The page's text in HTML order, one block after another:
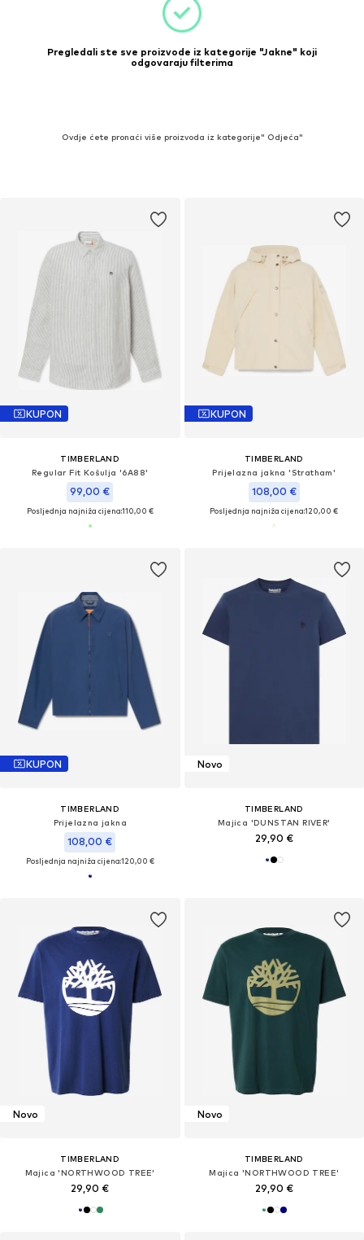
Pregledali ste sve proizvode iz kategorije "Jakne" koji
odgovaraju filterima
Ovdje ćete pronaći više proizvoda iz kategorije" Odjeća"
KUPON
TIMBERLAND
Regular Fit Košulja '6A88'
99,00 €
Posljednja najniža cijena:110,00 €
KUPON
TIMBERLAND
Prijelazna jakna 'Stratham'
108,00 €
Posljednja najniža cijena:120,00 €
KUPON
TIMBERLAND
Prijelazna jakna
108,00 €
Posljednja najniža cijena:120,00 €
Novo
TIMBERLAND
Majica 'DUNSTAN RIVER'
29,90 €
Novo
TIMBERLAND
Majica 'NORTHWOOD TREE'
29,90 €
Novo
TIMBERLAND
Majica 'NORTHWOOD TREE'
29,90 €